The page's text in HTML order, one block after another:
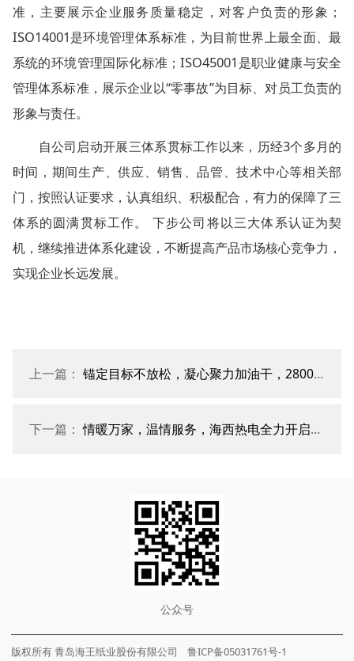
准，主要展示企业服务质量稳定，对客户负责的形象；
ISO14001是环境管理体系标准，为目前世界上最全面、最
系统的环境管理国际化标准；ISO45001是职业健康与安全
管理体系标准，展示企业以“零事故”为目标、对员工负责的
形象与责任。
自公司启动开展三体系贯标工作以来，历经3个多月的
时间，期间生产、供应、销售、品管、技术中心等相关部
门，按照认证要求，认真组织、积极配合，有力的保障了三
体系的圆满贯标工作。 下步公司将以三大体系认证为契
机，继续推进体系化建设，不断提高产品市场核心竞争力，
实现企业长远发展。
上一篇： 锚定目标不放松，凝心聚力加油干，2800MM瓦线单日产量突破46万平米
下一篇：情暖万家，温情服务，海西热电全力开启冬季供暖
公众号
版权所有 青岛海王纸业股份有限公司 鲁ICP备05031761号-1